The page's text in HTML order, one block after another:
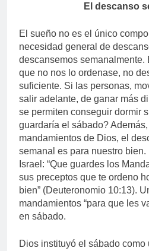
El descanso
El sueño no es el único
necesidad general de
descansemos semanalmente.
que no nos lo ordenase, no
suficiente. Si las personas,
salir adelante, de ganar más
se permiten conseguir dormir
guardaría el sábado?
mandamientos de Dios, el
semanal es para nuestro
Israel: “Que guardes los
sus preceptos que te ordeno
bien” (Deuteronomio 10:13).
mandamientos “para que les
en sábado.
Dios instituyó el sábado como